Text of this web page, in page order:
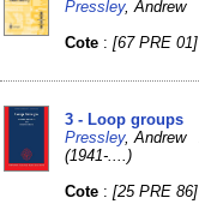
Pressley, Andrew
Cote :[67 PRE 01]
3 - Loop groups
Pressley,
(1941-....)
Cote :[25 PRE 86]